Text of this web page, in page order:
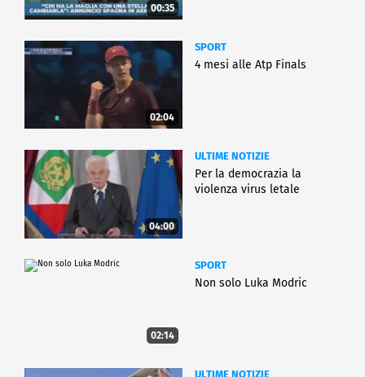
00:35
02:04
SPORT
4 mesi alle Atp Finals
04:00
ULTIME NOTIZIE
Per la democrazia la
violenza virus letale
02:14
SPORT
Non solo Luka Modric
ULTIME NOTIZIE